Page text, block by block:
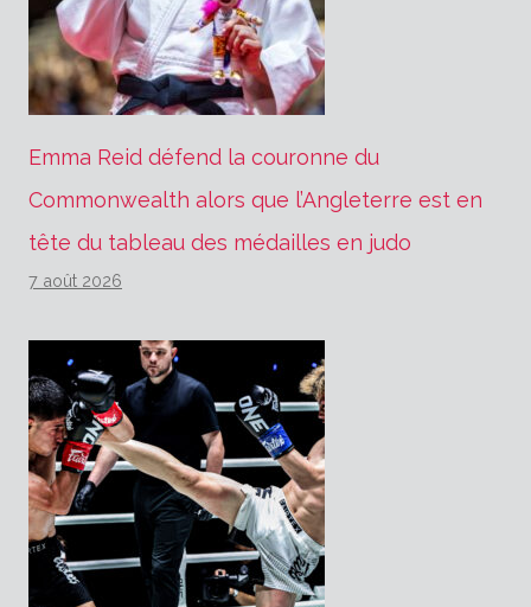
Emma Reid défend la couronne du
Commonwealth alors que l’Angleterre est en
tête du tableau des médailles en judo
7 août 2026